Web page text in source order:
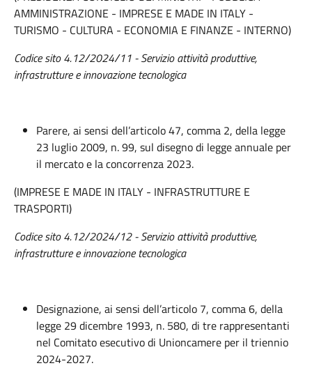
AMMINISTRAZIONE - IMPRESE E MADE IN ITALY -
TURISMO - CULTURA - ECONOMIA E FINANZE - INTERNO)
Codice sito 4.12/2024/11 - Servizio attività produttive,
infrastrutture e innovazione tecnologica
Parere, ai sensi dell’articolo 47, comma 2, della legge
23 luglio 2009, n. 99, sul disegno di legge annuale per
il mercato e la concorrenza 2023.
(IMPRESE E MADE IN ITALY - INFRASTRUTTURE E
TRASPORTI)
Codice sito 4.12/2024/12 - Servizio attività produttive,
infrastrutture e innovazione tecnologica
Designazione, ai sensi dell’articolo 7, comma 6, della
legge 29 dicembre 1993, n. 580, di tre rappresentanti
nel Comitato esecutivo di Unioncamere per il triennio
2024-2027.